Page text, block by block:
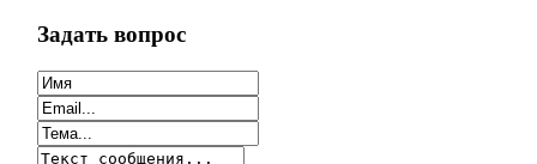
Задать вопрос